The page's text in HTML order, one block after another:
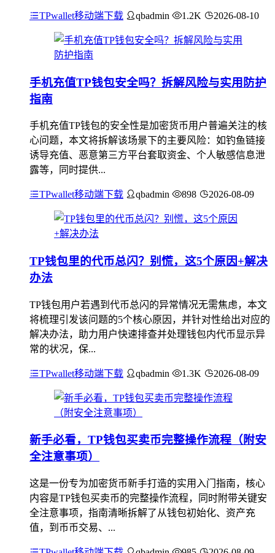
TPwallet移动端下载 qbadmin 1.2K 2026-08-10
手机充值TP钱包安全吗？拆解风险与实用防护
指南
手机充值TP钱包的安全性是加密货币用户普遍关注的核
心问题，本文将拆解该场景下的主要风险：如钓鱼链接
诱导充值、恶意第三方平台套取资金、个人敏感信息泄
露等，同时提供...
TPwallet移动端下载 qbadmin 898 2026-08-09
TP钱包里的代币总闪？别慌，这5个原因+解决
办法
TP钱包用户若遇到代币总闪的异常情况无需焦虑，本文
将梳理引发该问题的5个核心原因，并针对性给出对应的
解决办法，助力用户快速排查并处理钱包内代币显示异
常的状况，保...
TPwallet移动端下载 qbadmin 1.3K 2026-08-09
新手必看，TP钱包买卖币完整操作流程（附安
全注意事项）
这是一份专为加密货币新手打造的实用入门指南，核心
内容是TP钱包买卖币的完整操作流程，同时附带关键安
全注意事项，指南清晰拆解了从钱包初始化、资产充
值，到币币交易、...